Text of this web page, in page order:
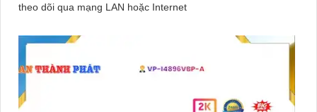
theo dõi qua mạng LAN hoặc Internet